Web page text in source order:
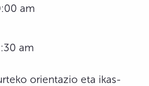
am
am
orientazio eta ikas-